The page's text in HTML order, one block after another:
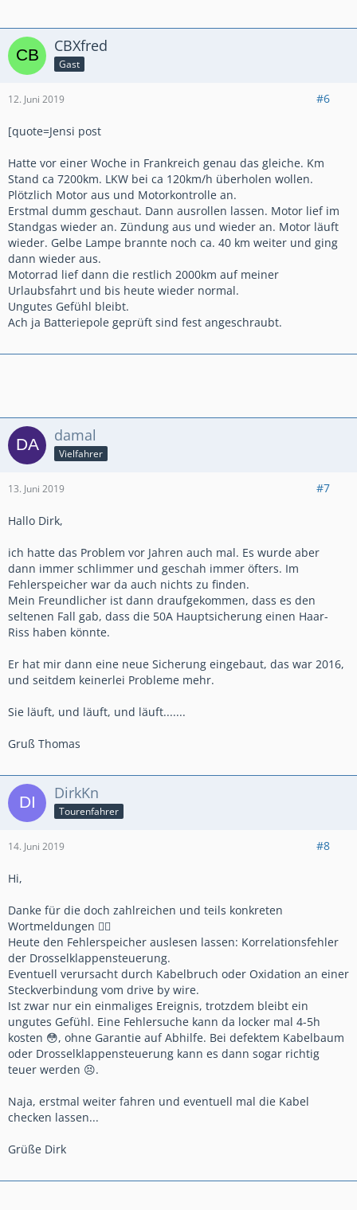
Tankrucksack ST605B
HONDA:Hauptständer + Heizgriffe + Windabweiser
Komfort Sitzbank mit Gel, Auspuff LeoVince, Heckhöherlegung 35mm, CLS-
Connect, H&B Griffschutz, Osram LED, Schuberth E1
CBXfred
Gast
12. Juni 2019 #6
[quote=Jensi post
Hatte vor einer Woche in Frankreich genau das gleiche. Km
Stand ca 7200km. LKW bei ca 120km/h überholen wollen.
Plötzlich Motor aus und Motorkontrolle an.
Erstmal dumm geschaut. Dann ausrollen lassen. Motor lief im
Standgas wieder an. Zündung aus und wieder an. Motor läuft
wieder. Gelbe Lampe brannte noch ca. 40 km weiter und ging
dann wieder aus.
Motorrad lief dann die restlich 2000km auf meiner
Urlaubsfahrt und bis heute wieder normal.
Ungutes Gefühl bleibt.
Ach ja Batteriepole geprüft sind fest angeschraubt.
damal
Vielfahrer
13. Juni 2019 #7
Hallo Dirk,
ich hatte das Problem vor Jahren auch mal. Es wurde aber
dann immer schlimmer und geschah immer öfters. Im
Fehlerspeicher war da auch nichts zu finden.
Mein Freundlicher ist dann draufgekommen, dass es den
seltenen Fall gab, dass die 50A Hauptsicherung einen Haar-
Riss haben könnte.
Er hat mir dann eine neue Sicherung eingebaut, das war 2016,
und seitdem keinerlei Probleme mehr.
Sie läuft, und läuft, und läuft.......
Gruß Thomas
DirkKn
Tourenfahrer
14. Juni 2019 #8
Hi,
Danke für die doch zahlreichen und teils konkreten
Wortmeldungen 👍🏻
Heute den Fehlerspeicher auslesen lassen: Korrelationsfehler
der Drosselklappensteuerung.
Eventuell verursacht durch Kabelbruch oder Oxidation an einer
Steckverbindung vom drive by wire.
Ist zwar nur ein einmaliges Ereignis, trotzdem bleibt ein
ungutes Gefühl. Eine Fehlersuche kann da locker mal 4-5h
kosten 😳, ohne Garantie auf Abhilfe. Bei defektem Kabelbaum
oder Drosselklappensteuerung kann es dann sogar richtig
teuer werden 😣.
Naja, erstmal weiter fahren und eventuell mal die Kabel
checken lassen...
Grüße Dirk